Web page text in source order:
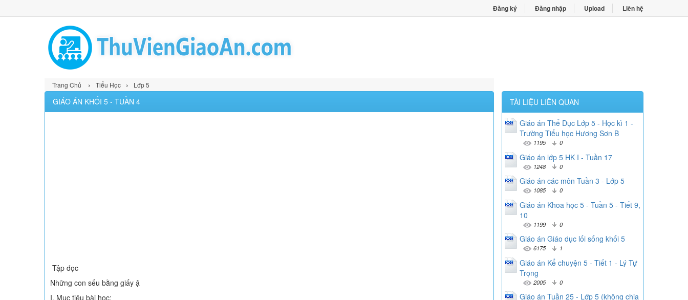
Đăng ký Đăng nhập Upload Liên hệ
Trang Chủ › Tiểu Học › Lớp 5
GIÁO ÁN KHỐI 5 - TUẦN 4
Tập đọc
Những con sếu bằng giấy ậ
I. Mục tiêu bài học:
TÀI LIỆU LIÊN QUAN
Giáo án Thể Dục Lớp 5 - Học kì 1 -
Trường Tiểu học Hương Sơn B
1195 0
Giáo án lớp 5 HK I - Tuần 17
1248 0
Giáo án các môn Tuần 3 - Lớp 5
1085 0
Giáo án Khoa học 5 - Tuần 5 - Tiết 9,
10
1199 0
Giáo án Giáo dục lối sống khối 5
6175 1
Giáo án Kể chuyện 5 - Tiết 1 - Lý Tự
Trọng
2005 0
Giáo án Tuần 25 - Lớp 5 (không chia